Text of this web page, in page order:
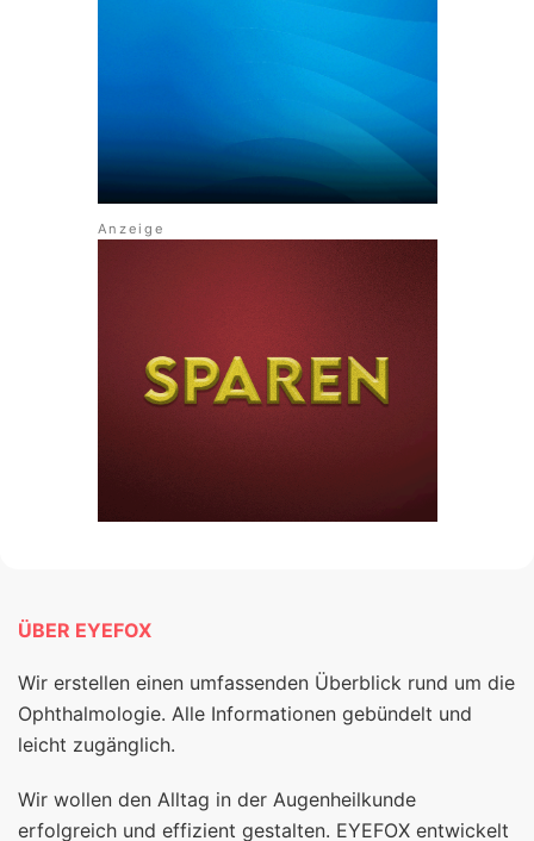
ÜBER EYEFOX
Wir erstellen einen umfassenden Überblick rund um die
Ophthalmologie. Alle Informationen gebündelt und
leicht zugänglich.
Wir wollen den Alltag in der Augenheilkunde
erfolgreich und effizient gestalten. EYEFOX entwickelt